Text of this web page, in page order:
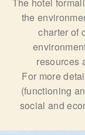
the
charter of
resources
For more
(functioning
social and